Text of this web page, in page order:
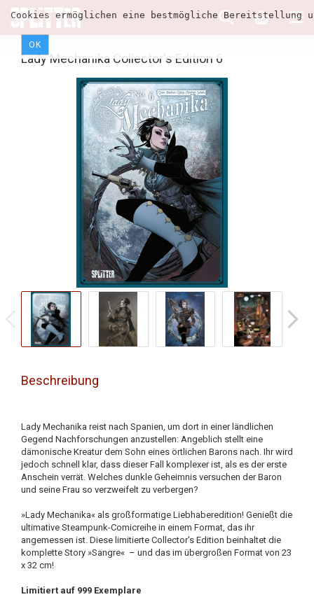
Cookies ermöglichen eine bestmögliche
OK
Lady Mechanika Collector's Edition 6
Beschreibung
Lady Mechanika reist nach Spanien, um dort in einer ländlichen
Gegend Nachforschungen anzustellen: Angeblich stellt eine
dämonische Kreatur dem Sohn eines örtlichen Barons nach. Ihr wird
jedoch schnell klar, dass dieser Fall komplexer ist, als es der erste
Anschein verrät. Welches dunkle Geheimnis versuchen der Baron
und seine Frau so verzweifelt zu verbergen?
»Lady Mechanika« als großformatige Liebhaberedition! Genießt die
ultimative Steampunk-Comicreihe in einem Format, das ihr
angemessen ist. Diese limitierte Collector's Edition beinhaltet die
komplette Story »Sangre« – und das im übergroßen Format von 23
x 32 cm!
Limitiert auf 999 Exemplare